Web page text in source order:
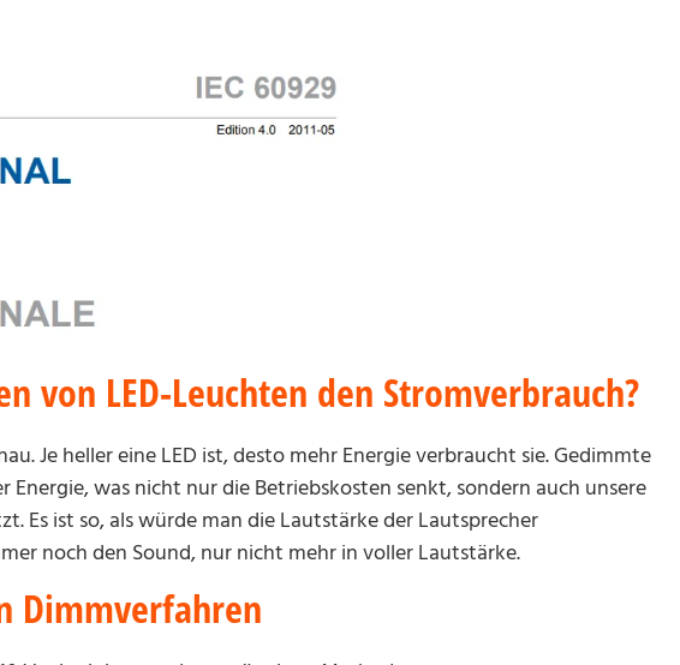
von LED-Leuchten den Stromverbrauch?
Je heller eine LED ist, desto mehr Energie verbraucht sie. Gedimmte
Energie, was nicht nur die Betriebskosten senkt, sondern auch unsere
Es ist so, als würde man die Lautstärke der Lautsprecher
noch den Sound, nur nicht mehr in voller Lautstärke.
Dimmverfahren